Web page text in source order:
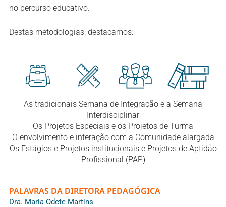
no percurso educativo.
Destas metodologias, destacamos:
As tradicionais Semana de Integração e a Semana
Interdisciplinar
Os Projetos Especiais e os Projetos de Turma
O envolvimento e interação com a Comunidade alargada
Os Estágios e Projetos institucionais e Projetos de Aptidão
Profissional (PAP)
PALAVRAS DA DIRETORA PEDAGÓGICA
Dra. Maria Odete Martins